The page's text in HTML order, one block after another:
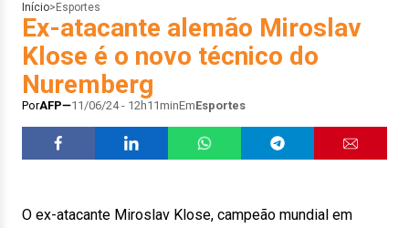
Início> Esportes
Ex-atacante alemão Miroslav
Klose é o novo técnico do
Nuremberg
PorAFP 11/06/24 - 12h11minEmEsportes
O ex-atacante Miroslav Klose, campeão mundial em